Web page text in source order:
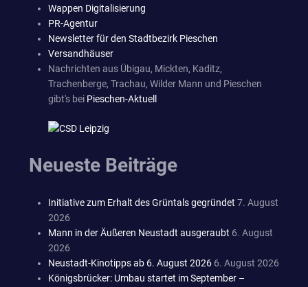
Wappen Digitalisierung
PR-Agentur
Newsletter für den Stadtbezirk Pieschen
Versandhäuser
Nachrichten aus Übigau, Mickten, Kaditz,
Trachenberge, Trachau, Wilder Mann und Pieschen
gibt's bei Pieschen-Aktuell
Neueste Beiträge
Initiative zum Erhalt des Grüntals gegründet 7. August
2026
Mann in der Äußeren Neustadt ausgeraubt 6. August
2026
Neustadt-Kinotipps ab 6. August 2026 6. August 2026
Königsbrücker: Umbau startet im September –